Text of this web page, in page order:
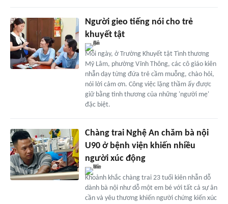
Người gieo tiếng nói cho trẻ
khuyết tật
Mỗi ngày, ở Trường Khuyết tật Tình thương
Mỹ Lâm, phường Vĩnh Thông, các cô giáo kiên
nhẫn dạy từng đứa trẻ cầm muỗng, chào hỏi,
nói lời cảm ơn. Công việc lặng thầm ấy được
giữ bằng tình thương của những 'người mẹ'
đặc biệt.
Chàng trai Nghệ An chăm bà nội
U90 ở bệnh viện khiến nhiều
người xúc động
Khoảnh khắc chàng trai 23 tuổi kiên nhẫn dỗ
dành bà nội như dỗ một em bé với tất cả sự ân
cần và yêu thương khiến người chứng kiến xúc